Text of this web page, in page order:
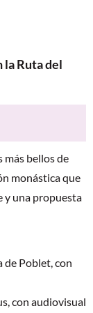
Ruta del
más bellos de
monástica que
y una propuesta
de Poblet, con
con audiovisual